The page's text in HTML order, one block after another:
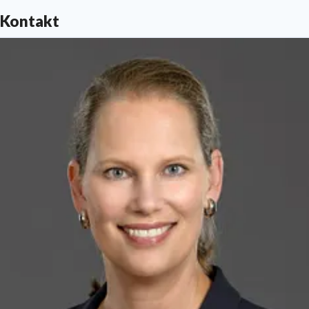
Kontakt